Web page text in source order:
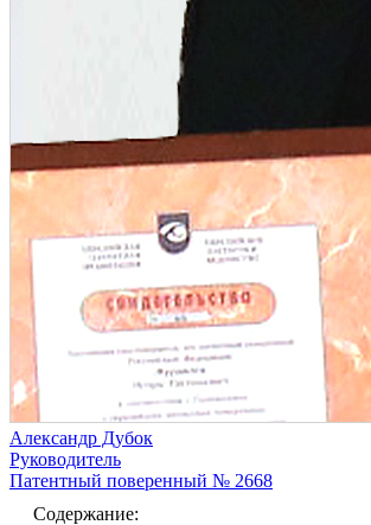
Александр Дубок
Руководитель
Патентный поверенный № 2668
Содержание: